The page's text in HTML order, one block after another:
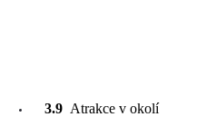
3.9 Atrakce v okolí